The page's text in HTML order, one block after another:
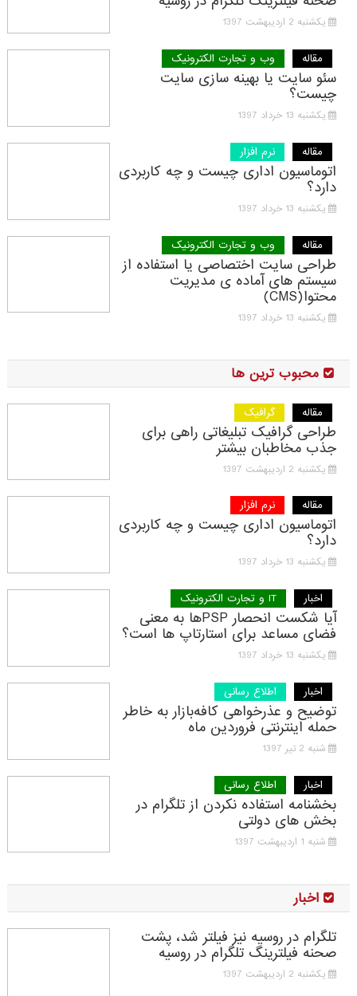
یکشنبه 2 اردیبهشت 1397
مقاله وب و تجارت الکترونیک
سئو سایت یا بهینه سازی سایت
چیست؟
یکشنبه 13 خرداد 1397
مقاله نرم افزار
اتوماسیون اداری چیست و چه کاربردی
دارد؟
یکشنبه 13 خرداد 1397
مقاله وب و تجارت الکترونیک
طراحی سایت اختصاصی یا استفاده از
سیستم های آماده ی مدیریت
محتوا(CMS)
یکشنبه 13 خرداد 1397
محبوب ترین ها
مقاله گرافیک
طراحی گرافیک تبلیغاتی راهی برای
جذب مخاطبان بیشتر
یکشنبه 2 اردیبهشت 1397
مقاله نرم افزار
اتوماسیون اداری چیست و چه کاربردی
دارد؟
یکشنبه 13 خرداد 1397
اخبار IT و تجارت الکترونیک
آیا شکست انحصار PSPها به معنی
فضای مساعد برای استارتاپ ها است؟
یکشنبه 13 خرداد 1397
اخبار اطلاع رسانی
توضیح و عذرخواهی کافه‌بازار به خاطر
حمله اینترنتی فروردین ماه
شنبه 2 تیر 1397
اخبار اطلاع رسانی
بخشنامه استفاده نکردن از تلگرام در
بخش های دولتی
شنبه 1 اردیبهشت 1397
اخبار
تلگرام در روسیه نیز فیلتر شد، پشت
صحنه فیلترینگ تلگرام در روسیه
یکشنبه 2 اردیبهشت 1397